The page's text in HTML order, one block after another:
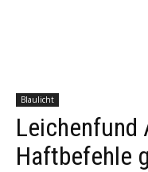
Blaulicht
Leichenfund
Haftbefehle